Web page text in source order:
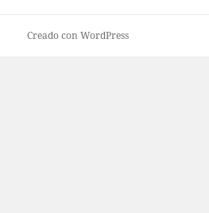
Creado con WordPress